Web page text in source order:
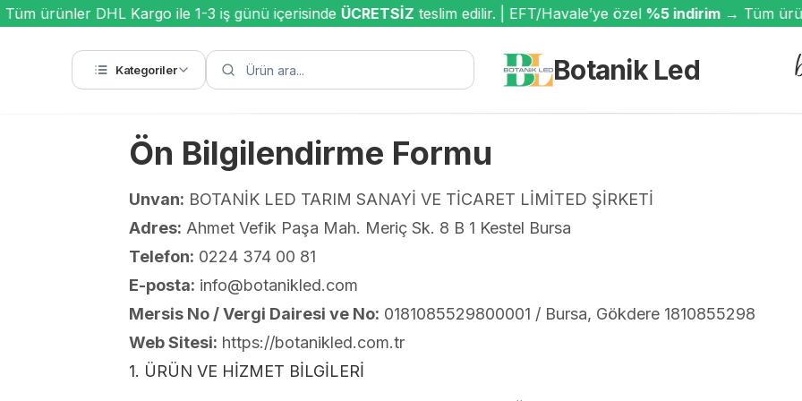
ürünler DHL Kargo ile 1-3 iş günü içerisindeÜCRETSİZteslim edilir. | EFT/Havale’ye özel%5 indirim→ Tüm
Kategoriler Botanik Led
Ön Bilgilendirme Formu
Unvan: BOTANİK LED TARIM SANAYİ VE TİCARET LİMİTED ŞİRKETİ
Adres: Ahmet Vefik Paşa Mah. Meriç Sk. 8 B 1 Kestel Bursa
Telefon: 0224 374 00 81
E-posta: info@botanikled.com
Mersis No / Vergi Dairesi ve No: 0181085529800001 / Bursa, Gökdere 1810855298
Web Sitesi: https://botanikled.com.tr
1. ÜRÜN VE HİZMET BİLGİLERİ